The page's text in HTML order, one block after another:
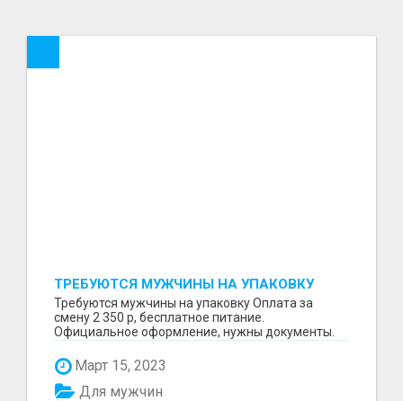
ТРЕБУЮТСЯ МУЖЧИНЫ НА УПАКОВКУ
Требуются мужчины на упаковку Оплата за
смену 2 350 р, бесплатное питание.
Официальное оформление, нужны документы.
Март 15, 2023
Для мужчин